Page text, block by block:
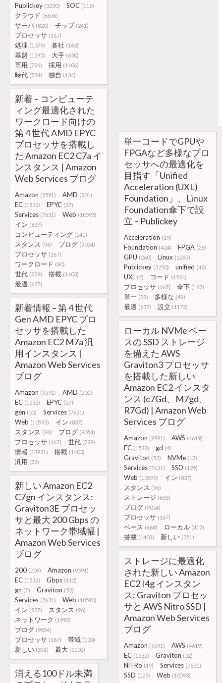
Publickey (3250) SOC (118)
クラウド (6696)
サーバ (820) チップ (241)
プロセッサ (167)
処理 (1079) 各社 (163)
基盤 (1295) 大手 (650)
専用 (726) 採用 (1406)
時代 (734) 独自 (134)
新着 – コンピューテ
ィング最適化された
ワークロード向けの
第 4 世代 AMD EPYC
プロセッサを搭載し
た Amazon EC2 C7a イ
ンスタンス | Amazon
Web Services ブログ
Amazon (9591) AMD (201)
EC (1532) EPYC (27)
Services (7631) Web (10593)
イン (837)
コンピューティング (141)
スタンス (96) ブログ (9054)
プロセッサ (167)
ワークロード (80)
世代 (729) 搭載 (1403)
最適 (637)
単一コードでGPUや
FPGAなど多様なプロ
セッサへの最適化を
目指す「Unified
Acceleration (UXL)
Foundation」、Linux
Foundation傘下で設
立 – Publickey
Acceleration (19)
Foundation (424) FPGA (26)
GPU (260) Linux (1283)
Publickey (3250) unified (42)
UXL (2) コード (1524)
プロセッサ (167) 傘下 (167)
単一 (38) 多様な (49)
最適 (637) 設立 (1172)
新着情報 – 第 4 世代
Gen AMD EPYC プロ
セッサを搭載した
Amazon EC2 M7a 汎
用インスタンス |
Amazon Web Services
ブログ
Amazon (9591) AMD (201)
EC (1532) EPYC (27)
gen (55) Services (7631)
Web (10593) イン (837)
スタンス (96) ブログ (9054)
プロセッサ (167) 世代 (729)
情報 (13931) 搭載 (1403)
汎用 (72)
ローカル NVMe ベー
スの SSD ストレージ
を備えた AWS
Graviton3 プロセッサ
を搭載した新しい
Amazon EC2 インスタ
ンス (c7Gd、M7gd、
R7Gd) | Amazon Web
Services ブログ
Amazon (9591) AWS (4619)
EC (1532) gd (4)
Graviton (52) NVMe (17)
Services (7631) SSD (129)
Web (10593) イン (837)
スタンス (96)
ストレージ (633)
ブログ (9054)
プロセッサ (167)
ベース (668) ローカル (417)
搭載 (1403) 新しい (351)
新しい Amazon EC2
C7gn インスタンス:
Graviton3E プロセッ
サと最大 200 Gbps の
ネットワーク帯域幅 |
Amazon Web Services
ブログ
200 (209) Amazon (9591)
EC (1532) Gbps (112)
gn (7) Graviton (52)
Services (7631) Web (10593)
イン (837) スタンス (96)
ネットワーク (1992)
ブログ (9054)
プロセッサ (167) 帯域 (100)
新しい (351) 最大 (1102)
ストレージに最適化
された新しい Amazon
EC2 I4g インスタン
ス: Graviton プロセッ
サと AWS Nitro SSD |
Amazon Web Services
ブログ
Amazon (9591) AWS (4619)
EC (1532) Graviton (52)
NiTRo (19) Services (7631)
SSD (129) Web (10593)
消える100ドル未満